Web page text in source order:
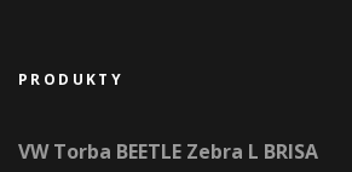
PRODUKTY
VW Torba BEETLE Zebra L BRISA